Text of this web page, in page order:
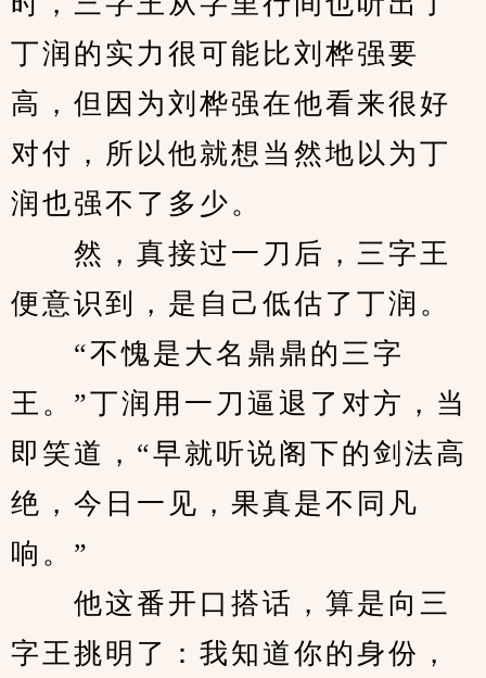
丁润的实力很可能比刘桦强要
高，但因为刘桦强在他看来很好
对付，所以他就想当然地以为丁
润也强不了多少。
然，真接过一刀后，三字王
便意识到，是自己低估了丁润。
“不愧是大名鼎鼎的三字
王。”丁润用一刀逼退了对方，当
即笑道，“早就听说阁下的剑法高
绝，今日一见，果真是不同凡
响。”
他这番开口搭话，算是向三
字王挑明了：我知道你的身份，